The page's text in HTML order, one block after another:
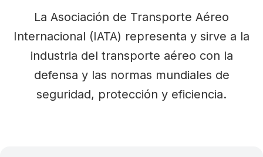
La Asociación de Transporte Aéreo
Internacional (IATA) representa y sirve a la
industria del transporte aéreo con la
defensa y las normas mundiales de
seguridad, protección y eficiencia.